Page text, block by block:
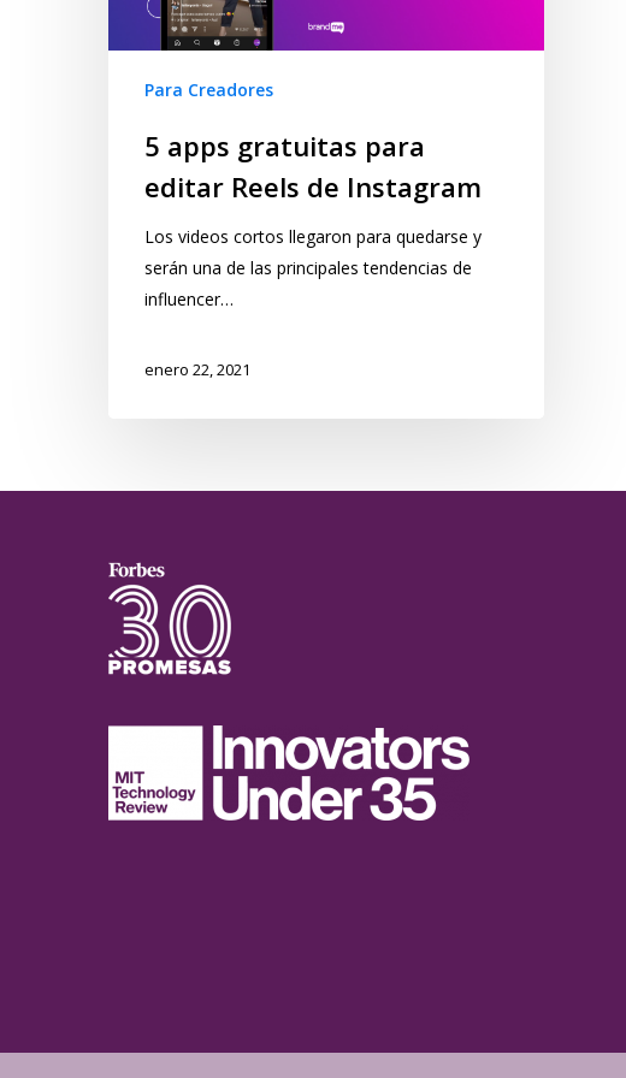
Para Creadores
5 apps gratuitas para
editar Reels de Instagram
Los videos cortos llegaron para quedarse y
serán una de las principales tendencias de
influencer…
enero 22, 2021